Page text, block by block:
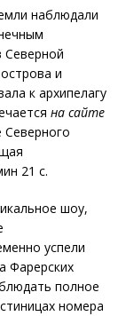
наблюдали
Северной
и
к архипелагу
на сайте
Северного
21 с.
шоу,
успели
Фарерских
полное
номера